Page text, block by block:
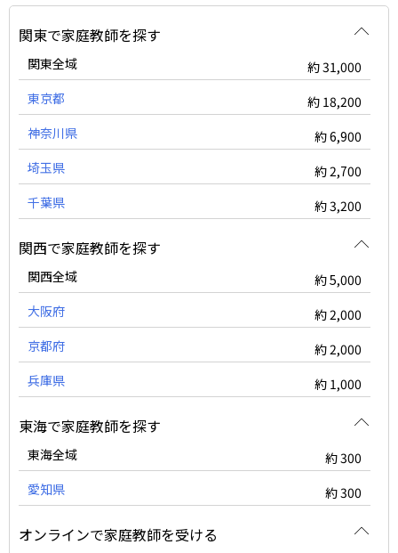
関東で家庭教師を探す
関東全域
約 31,000
東京都
約 18,200
神奈川県
約 6,900
埼玉県
約 2,700
千葉県
約 3,200
関西で家庭教師を探す
関西全域
約 5,000
大阪府
約 2,000
京都府
約 2,000
兵庫県
約 1,000
東海で家庭教師を探す
東海全域
約 300
愛知県
約 300
オンラインで家庭教師を受ける